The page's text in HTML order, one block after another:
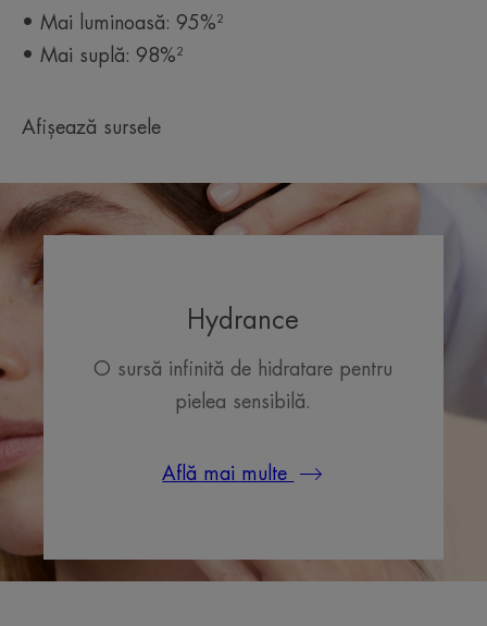
Beneficiile texturii
Aroma conținutului
*Brevet înregistrat
• Mai luminoasă: 95%²
• Mai suplă: 98%²
Afișează sursele
Hydrance
O sursă infinită de hidratare pentru
pielea sensibilă.
Află mai multe